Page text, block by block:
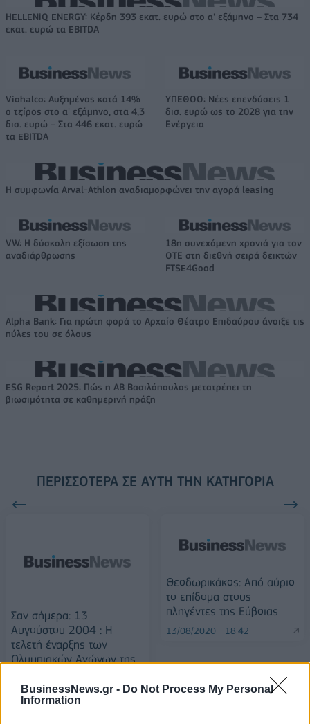
BusinessNews.gr - Do Not Process My Personal
Information
HELLENiQ ENERGY: Κέρδη 393 εκατ. ευρώ στο α' εξάμηνο – Στα 734
εκατ. ευρώ τα EBITDA
Viohalco: Αυξημένος κατά 14%
ο τζίρος στο α' εξάμηνο, στα 4,3
δισ. ευρώ – Στα 446 εκατ. ευρώ
τα EBITDA
ΥΠΕΘΟΟ: Νέες επενδύσεις 1
δισ. ευρώ ως το 2028 για την
Ενέργεια
Η συμφωνία Arval-Athlon αναδιαμορφώνει την αγορά leasing
VW: Η δύσκολη εξίσωση της
αναδιάρθρωσης
18η συνεχόμενη χρονιά για τον
ΟΤΕ στη διεθνή σειρά δεικτών
FTSE4Good
Alpha Bank: Για πρώτη φορά το Αρχαίο Θέατρο Επιδαύρου άνοιξε τις
πύλες του σε όλους
ESG Report 2025: Πώς η ΑΒ Βασιλόπουλος μετατρέπει τη
βιωσιμότητα σε καθημερινή πράξη
ΠΕΡΙΣΣΌΤΕΡΑ ΣΕ ΑΥΤΉ ΤΗΝ ΚΑΤΗΓΟΡΊΑ
Σαν σήμερα: 13
Αυγούστου 2004 : Η
τελετή έναρξης των
Ολυμπιακών Αγώνων της
13/08/2020 - 18:12
Θεοδωρικάκος: Από αύριο
το επίδομα στους
πληγέντες της Εύβοιας
13/08/2020 - 18:42